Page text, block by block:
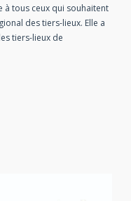
à tous ceux qui souhaitent
des tiers-lieux. Elle a
tiers-lieux de